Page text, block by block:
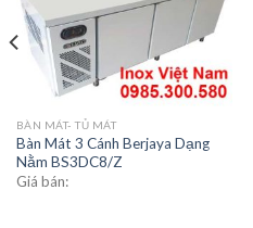
BÀN MÁT- TỦ MÁT
Bàn Mát 3 Cánh Berjaya Dạng
Nằm BS3DC8/Z
Giá bán: